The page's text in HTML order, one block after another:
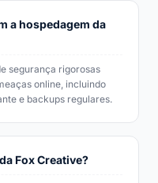
a hospedagem da
segurança rigorosas
online, incluindo
e backups regulares.
Fox Creative?